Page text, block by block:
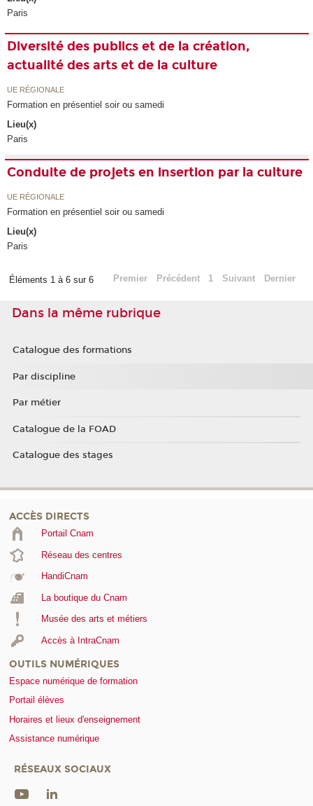
Paris
Diversité des publics et de la création,
actualité des arts et de la culture
UE RÉGIONALE
Formation en présentiel soir ou samedi
Lieu(x)
Paris
Conduite de projets en insertion par la culture
UE RÉGIONALE
Formation en présentiel soir ou samedi
Lieu(x)
Paris
Éléments 1 à 6 sur 6 Premier Précédent 1 Suivant Dernier
Dans la même rubrique
Catalogue des formations
Par discipline
Par métier
Catalogue de la FOAD
Catalogue des stages
ACCÈS DIRECTS
Portail Cnam
Réseau des centres
HandiCnam
La boutique du Cnam
Musée des arts et métiers
Accès à IntraCnam
OUTILS NUMÉRIQUES
Espace numérique de formation
Portail élèves
Horaires et lieux d'enseignement
Assistance numérique
RÉSEAUX SOCIAUX